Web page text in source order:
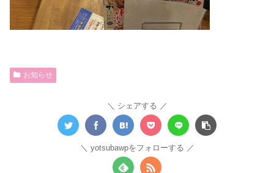
お知らせ
シェアする
yotsubawpをフォローする